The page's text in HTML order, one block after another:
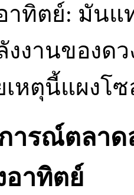
าทิตย์: มันแ
งงานของด
หตุนี้แผงโ
ารณ์ตลาด
อาทิตย์